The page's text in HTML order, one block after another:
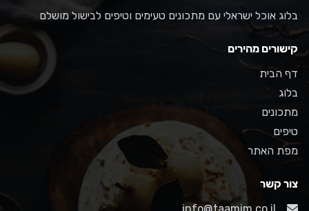
בלוג אוכל ישראלי עם מתכונים טעימים וטיפים לבישול מושלם
קישורים מהירים
דף הבית
בלוג
מתכונים
טיפים
מפת האתר
צור קשר